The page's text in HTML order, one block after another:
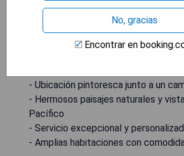
- Ubicación pintoresca junto a un
- Hermosos paisajes naturales y
Pacífico
- Servicio excepcional y
- Amplias habitaciones con
No, gracias
Encontrar en